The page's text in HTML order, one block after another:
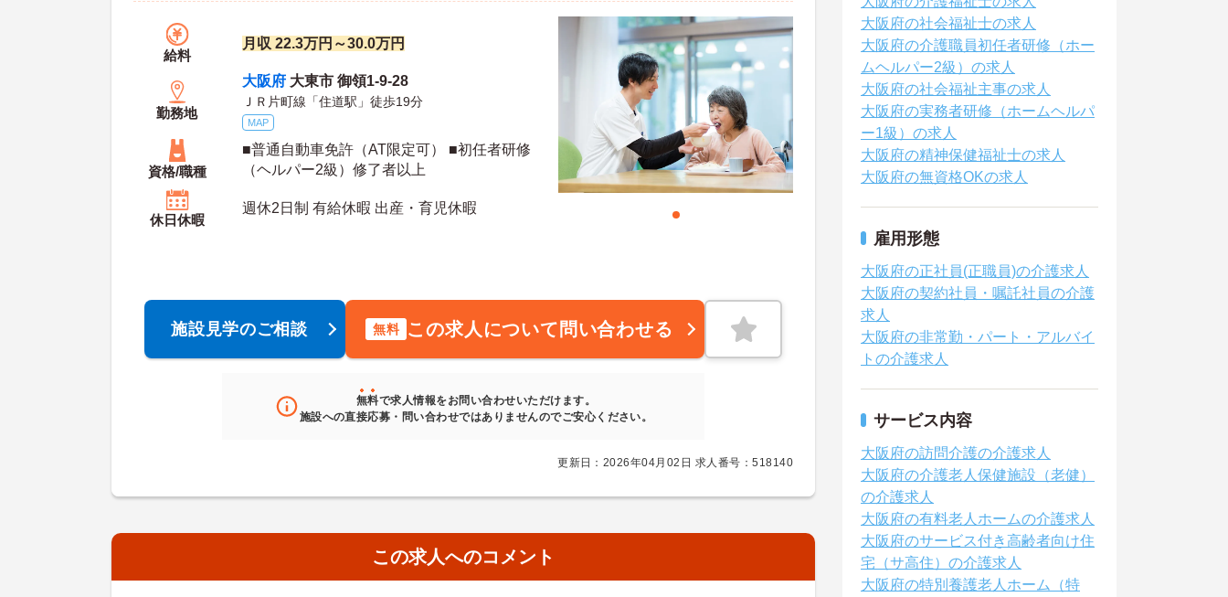
給料
月収 22.3万円～30.0万円
勤務地
大阪府 大東市 御領1-9-28
ＪＲ片町線「住道駅」徒歩19分
MAP
資格/職種
■普通自動車免許（AT限定可） ■初任者研修
（ヘルパー2級）修了者以上
休日休暇
週休2日制 有給休暇 出産・育児休暇
施設見学のご相談 無料 この求人について問い合わせる
無料で求人情報をお問い合わせいただけます。
施設への直接応募・問い合わせではありませんのでご安心ください。
更新日：2026年04月02日 求人番号：518140
この求人へのコメント
大阪府の社会福祉士の求人
大阪府の介護職員初任者研修（ホー
ムヘルパー2級）の求人
大阪府の社会福祉主事の求人
大阪府の実務者研修（ホームヘルパ
ー1級）の求人
大阪府の精神保健福祉士の求人
大阪府の無資格OKの求人
雇用形態
大阪府の正社員(正職員)の介護求人
大阪府の契約社員・嘱託社員の介護
求人
大阪府の非常勤・パート・アルバイ
トの介護求人
サービス内容
大阪府の訪問介護の介護求人
大阪府の介護老人保健施設（老健）
の介護求人
大阪府の有料老人ホームの介護求人
大阪府のサービス付き高齢者向け住
宅（サ高住）の介護求人
大阪府の特別養護老人ホーム（特